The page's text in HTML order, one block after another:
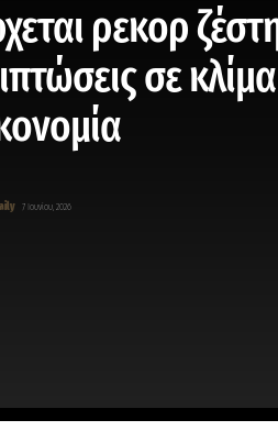
ρεκορ
σε
7 Ιουνίου, 2026